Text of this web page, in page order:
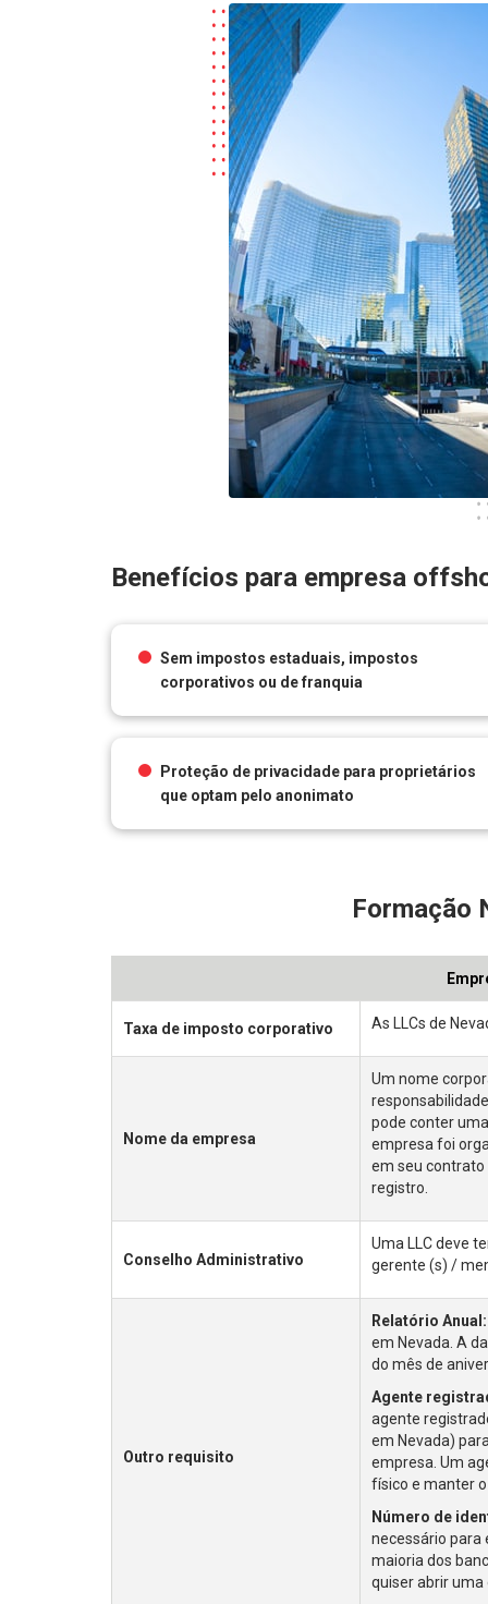
Benefícios para empresa
Sem impostos estaduais, impostos
corporativos ou de franquia
Proteção de privacidade para proprietários
que optam pelo anonimato
Formação
Taxa de imposto corporativo As LLCs de
Nome da empresa
Um nome
responsabilidade
pode conter
empresa foi
em seu contrato
registro.
Conselho Administrativo
Uma LLC deve
gerente (s) /
Outro requisito
Relatório Anual:
em Nevada. A
do mês de
Agente
agente
em Nevada)
empresa. Um
físico e manter
Número de
necessário para
maioria dos
quiser abrir